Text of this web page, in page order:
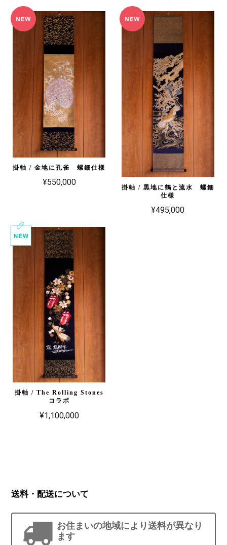
掛軸 / 金地に孔雀 螺鈿仕様
¥550,000
掛軸 / 黒地に鶴と流水 螺鈿
仕様
¥495,000
掛軸 / The Rolling Stones
コラボ
¥1,100,000
送料・配送について
お住まいの地域により送料が異なり
ます